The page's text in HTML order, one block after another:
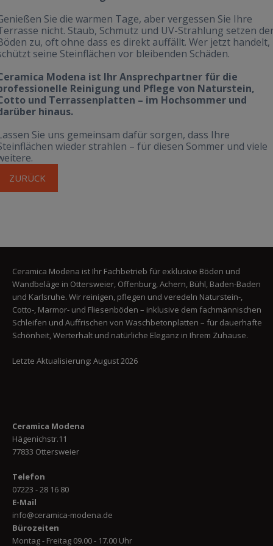
ZURÜCK
Sie die warmen Tage, aber vergessen Sie Ihre
nicht. Staub, Schmutz und UV-Strahlung setzen
zu, oft ohne dass es direkt auffällt. Wer jetzt handelt,
seine Steinflächen vor bleibenden Schäden.
Modena ist Ihr Ansprechpartner für die
Reinigung und Pflege von Naturstein,
und Terrassenplatten – im Hochsommer und
hinaus.
Sie uns gemeinsam dafür sorgen, dass Ihre
wieder strahlen – für diesen Sommer und viele
Ceramica Modena ist Ihr Fachbetrieb für exklusive Böden und
Wandbeläge in Ottersweier, Offenburg, Achern, Bühl, Baden-Baden
und Karlsruhe. Wir reinigen, pflegen und veredeln Naturstein-,
Cotto-, Marmor- und Fliesenböden – inklusive dem fachmännischen
Schleifen und Auffrischen von Waschbetonplatten – für dauerhafte
Schönheit, Werterhalt und natürliche Eleganz in Ihrem Zuhause.
Letzte Aktualisierung: August 2026
Ceramica Modena
Hägenichstr.11
77833 Ottersweier
Telefon
07223 - 28 16 80
E-Mail
info@ceramica-modena.de
Bürozeiten
Montag - Freitag 09.00 - 17.00 Uhr